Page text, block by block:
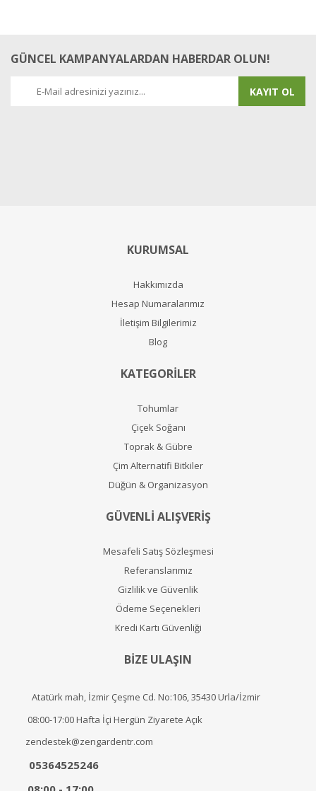
GÜNCEL KAMPANYALARDAN HABERDAR OLUN!
KAYIT OL
KURUMSAL
Hakkımızda
Hesap Numaralarımız
İletişim Bilgilerimiz
Blog
KATEGORİLER
Tohumlar
Çiçek Soğanı
Toprak & Gübre
Çim Alternatifi Bitkiler
Düğün & Organizasyon
GÜVENLİ ALIŞVERİŞ
Mesafeli Satış Sözleşmesi
Referanslarımız
Gizlilik ve Güvenlik
Ödeme Seçenekleri
Kredi Kartı Güvenliği
BİZE ULAŞIN
Atatürk mah, İzmir Çeşme Cd. No:106, 35430 Urla/İzmir
08:00-17:00 Hafta İçi Hergün Ziyarete Açık
zendestek@zengardentr.com
05364525246